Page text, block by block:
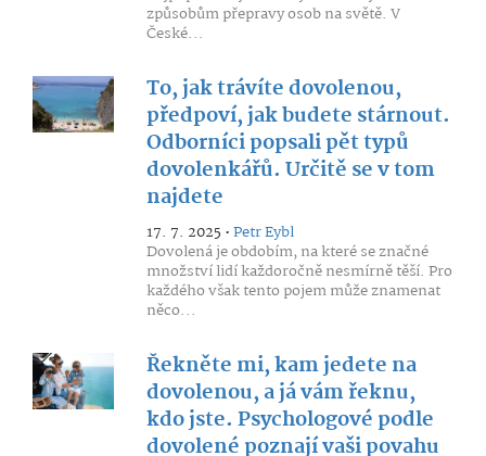
způsobům přepravy osob na světě. V
České...
To, jak trávíte dovolenou,
předpoví, jak budete stárnout.
Odborníci popsali pět typů
dovolenkářů. Určitě se v tom
najdete
17. 7. 2025 •Petr Eybl
Dovolená je obdobím, na které se značné
množství lidí každoročně nesmírně těší. Pro
každého však tento pojem může znamenat
něco...
Řekněte mi, kam jedete na
dovolenou, a já vám řeknu,
kdo jste. Psychologové podle
dovolené poznají vaši povahu